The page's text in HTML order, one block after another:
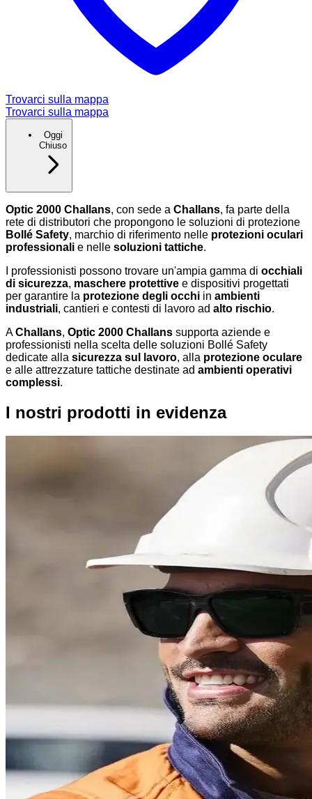
Trovarci sulla mappa
Trovarci sulla mappa
Oggi
Chiuso
Optic 2000 Challans, con sede a Challans, fa parte della
rete di distributori che propongono le soluzioni di protezione
Bollé Safety, marchio di riferimento nelle protezioni oculari
professionali e nelle soluzioni tattiche.
I professionisti possono trovare un'ampia gamma di occhiali
di sicurezza, maschere protettive e dispositivi progettati
per garantire la protezione degli occhi in ambienti
industriali, cantieri e contesti di lavoro ad alto rischio.
AChallans, Optic 2000 Challans supporta aziende e
professionisti nella scelta delle soluzioni Bollé Safety
dedicate alla sicurezza sul lavoro, alla protezione oculare
e alle attrezzature tattiche destinate ad ambienti operativi
complessi.
I nostri prodotti in evidenza